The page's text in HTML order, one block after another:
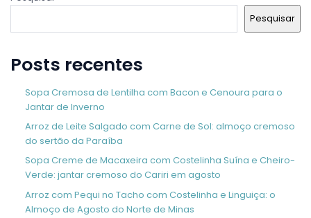
Pesquisar
Posts recentes
Sopa Cremosa de Lentilha com Bacon e Cenoura para o
Jantar de Inverno
Arroz de Leite Salgado com Carne de Sol: almoço cremoso
do sertão da Paraíba
Sopa Creme de Macaxeira com Costelinha Suína e Cheiro-
Verde: jantar cremoso do Cariri em agosto
Arroz com Pequi no Tacho com Costelinha e Linguiça: o
Almoço de Agosto do Norte de Minas